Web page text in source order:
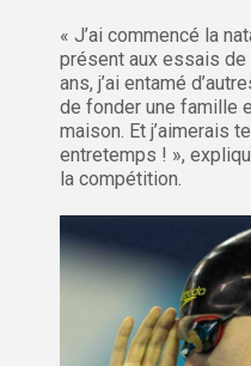
« J’ai commencé la
présent aux essais
ans, j’ai entamé
de fonder une famille
maison. Et j’aimerais
entretemps ! »,
la compétition.